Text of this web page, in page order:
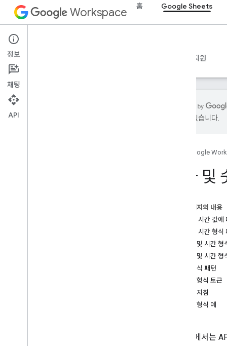
Workspace 홈 Google Sheets
Google Sheets
개요 지원
있을 수 있습니다.
Google
날짜 및
이 페이지의 내용
날짜 및 시간 값에
날짜 및 시간 형식
날짜 및 시간 형
날짜 및 시간 형
숫자 형식 패턴
숫자 형식 토큰
메타 지침
숫자 형식 예
이 문서에서는
정보
채팅
API